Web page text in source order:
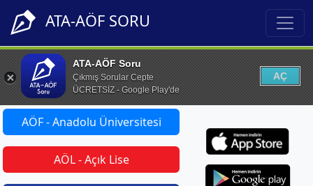
ATA-AÖF SORU
ATA-AÖF Soru
Çıkmış Sorular Cepte
ÜCRETSİZ - Google Play'de
AÇ
AÖF - Anadolu Üniversitesi
AÖL - Açık Lise